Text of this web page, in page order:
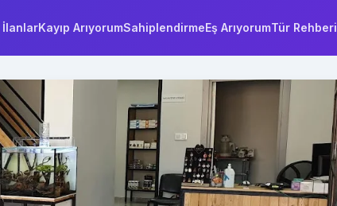
İlanlarKayıp ArıyorumSahiplendirmeEş ArıyorumTür Rehberi